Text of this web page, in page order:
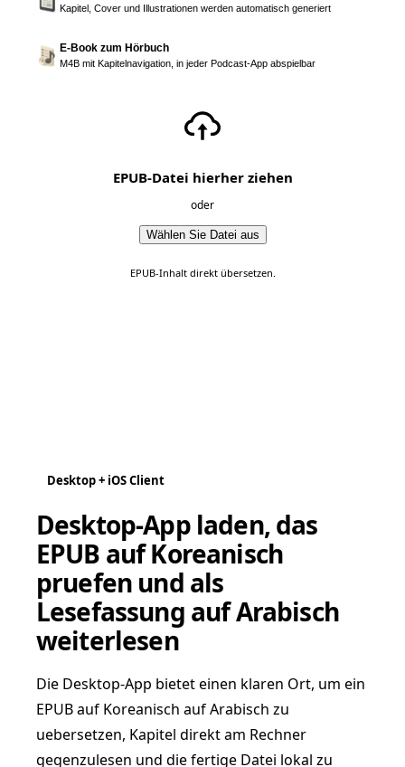
Kapitel, Cover und Illustrationen werden automatisch generiert
E-Book zum Hörbuch
M4B mit Kapitelnavigation, in jeder Podcast-App abspielbar
EPUB-Datei hierher ziehen
oder
Wählen Sie Datei aus
EPUB-Inhalt direkt übersetzen.
Desktop + iOS Client
Desktop-App laden, das
EPUB auf Koreanisch
pruefen und als
Lesefassung auf Arabisch
weiterlesen
Die Desktop-App bietet einen klaren Ort, um ein
EPUB auf Koreanisch auf Arabisch zu
uebersetzen, Kapitel direkt am Rechner
gegenzulesen und die fertige Datei lokal zu